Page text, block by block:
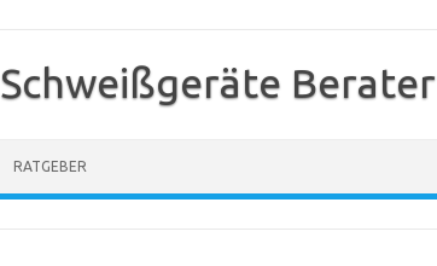
Schweißgeräte Berater
RATGEBER